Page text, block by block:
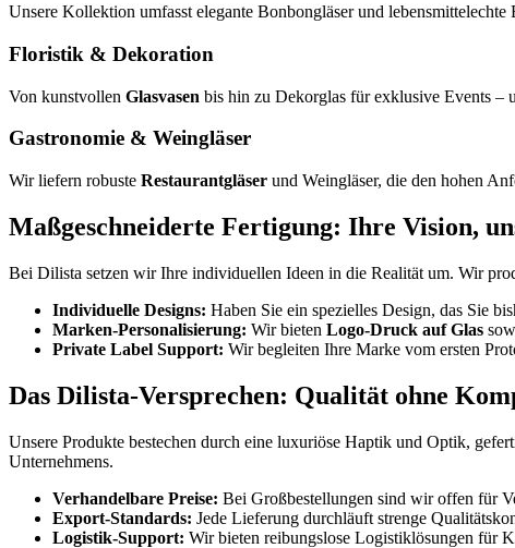
Unsere Kollektion umfasst elegante Bonbongläser und
Floristik & Dekoration
Von kunstvollen Glasvasen bis hin zu Dekorglas für exklusive Events –
Gastronomie & Weingläser
Wir liefern robuste Restaurantgläser und Weingläser, die den hohen
Maßgeschneiderte Fertigung: Ihre Vision,
Bei Dilista setzen wir Ihre individuellen Ideen in die Realität um. Wir
Individuelle Designs: Haben Sie ein spezielles Design, das Sie
Marken-Personalisierung: Wir bieten Logo-Druck auf Glas
Private Label Support: Wir begleiten Ihre Marke vom ersten
Das Dilista-Versprechen: Qualität ohne
Unsere Produkte bestechen durch eine luxuriöse Haptik und Optik,
Unternehmens.
Verhandelbare Preise: Bei Großbestellungen sind wir offen für
Export-Standards: Jede Lieferung durchläuft strenge
Logistik-Support: Wir bieten reibungslose Logistiklösungen für